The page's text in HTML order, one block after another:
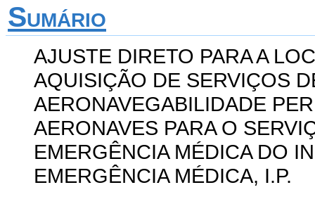
Sumário
AJUSTE DIRETO PARA A
AQUISIÇÃO DE SERVIÇOS
AERONAVEGABILIDADE
AERONAVES PARA O
EMERGÊNCIA MÉDICA DO
EMERGÊNCIA MÉDICA, I.P.